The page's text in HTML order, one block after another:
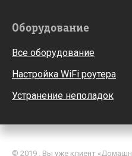
Оборудование
Все оборудование
Настройка WiFi роутера
Устранение неполадок
© 2019 . Вы уже клиент